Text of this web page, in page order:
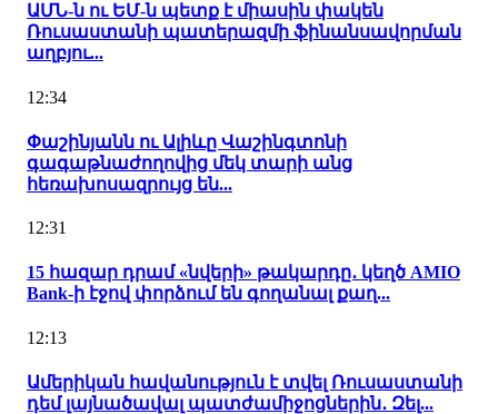
ԱՄՆ-ն ու ԵՄ-ն պետք է միասին փակեն
Ռուսաստանի պատերազմի ֆինանսավորման
աղբյու...
12:34
Փաշինյանն ու Ալիևը Վաշինգտոնի
գագաթնաժողովից մեկ տարի անց
հեռախոսազրույց են...
12:31
15 հազար դրամ «նվերի» թակարդը․ կեղծ AMIO
Bank-ի էջով փորձում են գողանալ քաղ...
12:13
Ամերիկան հավանություն է տվել Ռուսաստանի
դեմ լայնածավալ պատժամիջոցներին․ Զել...